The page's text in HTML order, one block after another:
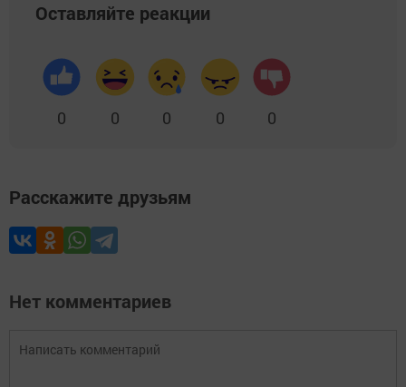
Оставляйте реакции
0 0 0 0 0
Расскажите друзьям
Нет комментариев